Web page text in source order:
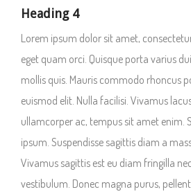
Heading 4
Lorem ipsum dolor sit amet,
eget quam orci. Quisque porta varius
mollis quis. Mauris commodo rhoncus
euismod elit. Nulla facilisi. Vivamus
ullamcorper ac, tempus sit amet enim.
ipsum. Suspendisse sagittis diam a
Vivamus sagittis est eu diam fringilla
vestibulum. Donec magna purus,